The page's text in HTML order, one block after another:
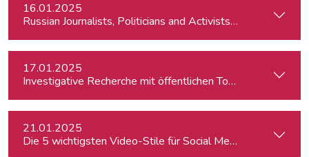
16.01.2025
Russian Journalists, Politicians and Activists in Europe:
17.01.2025
Investigative Recherche mit öffentlichen Tools – von
21.01.2025
Die 5 wichtigsten Video-Stile für Social Media